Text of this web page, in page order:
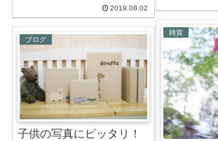
2019.08.02
雑貨
ブログ
子供の写真にピッタリ！